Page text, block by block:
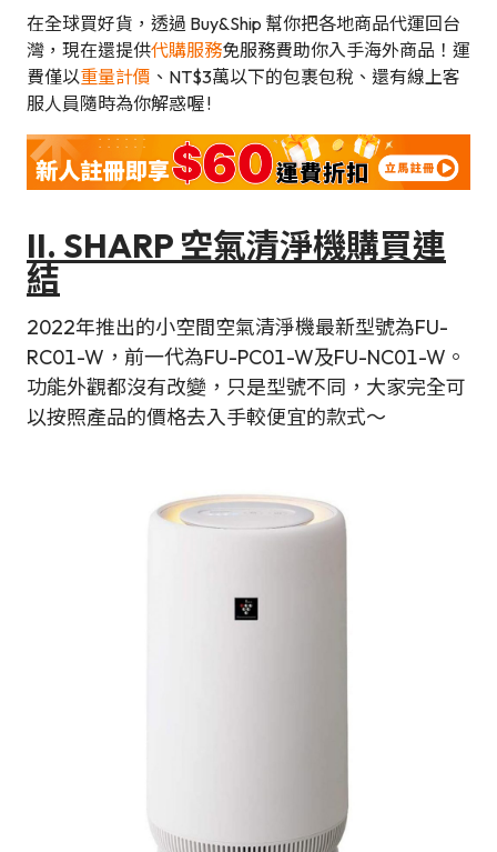
在全球買好貨，透過 Buy&Ship 幫你把各地商品代運回台
灣，現在還提供代購服務免服務費助你入手海外商品！運
費僅以重量計價 、NT$3萬以下的包裹包稅、還有線上客
服人員隨時為你解惑喔 !
II. SHARP 空氣清淨機購買連
結
2022年推出的小空間空氣清淨機最新型號為FU-
RC01-W，前一代為FU-PC01-W及FU-NC01-W。
功能外觀都沒有改變，只是型號不同，大家完全可
以按照產品的價格去入手較便宜的款式～